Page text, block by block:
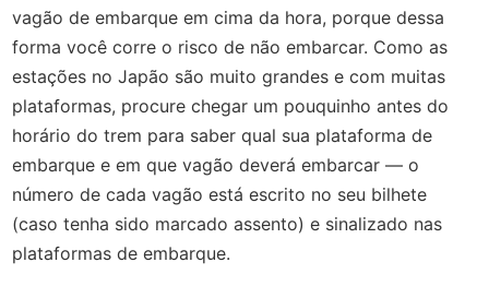
vagão de embarque em cima da hora, porque dessa
forma você corre o risco de não embarcar. Como as
estações no Japão são muito grandes e com muitas
plataformas, procure chegar um pouquinho antes do
horário do trem para saber qual sua plataforma de
embarque e em que vagão deverá embarcar — o
número de cada vagão está escrito no seu bilhete
(caso tenha sido marcado assento) e sinalizado nas
plataformas de embarque.